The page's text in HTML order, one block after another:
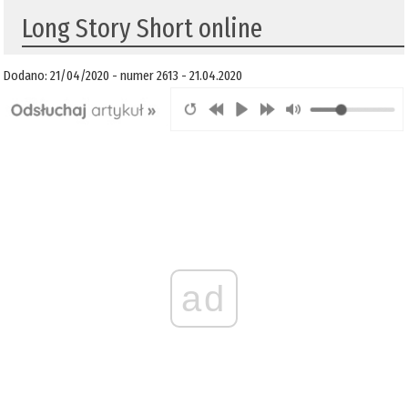
Long Story Short online
Dodano: 21/04/2020 - numer 2613 - 21.04.2020
ad